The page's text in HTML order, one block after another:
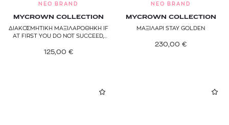
NEO BRAND
MYCROWN COLLECTION
ΔΙΑΚΟΣΜΗΤΙΚΗ ΜΑΞΙΛΑΡΟΘΗΚΗ IF
AT FIRST YOU DO NOT SUCCEED,
125,00 €
NEO BRAND
MYCROWN COLLECTION
ΜΑΞΙΛΑΡΙ STAY GOLDEN
230,00 €